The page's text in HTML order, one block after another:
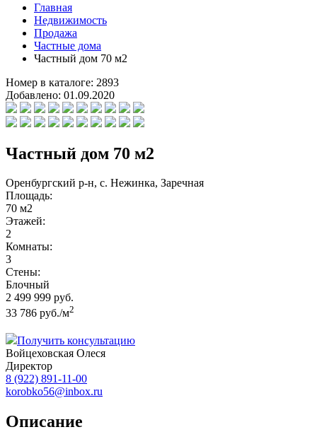
Главная
Недвижимость
Продажа
Частные дома
Частный дом 70 м2
Номер в каталоге: 2893
Добавлено: 01.09.2020
Частный дом 70 м2
Оренбургский р-н, с. Нежинка, Заречная
Площадь:
70 м2
Этажей:
2
Комнаты:
3
Стены:
Блочный
2 499 999 руб.
33 786 руб./м2
Получить консультацию
Войцеховская Олеся
Директор
8 (922) 891-11-00
korobko56@inbox.ru
Описание